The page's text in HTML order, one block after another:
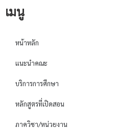
เมนู
หน้าหลัก
แนะนำคณะ
บริการการศึกษา
หลักสูตรที่เปิดสอน
ภาควิชา/หน่วยงาน